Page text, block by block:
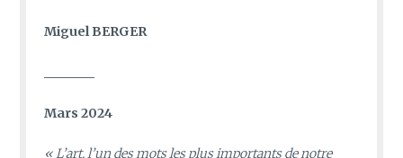
Miguel BERGER
Mars 2024
«L’art, l’un des mots les plus importants de notre